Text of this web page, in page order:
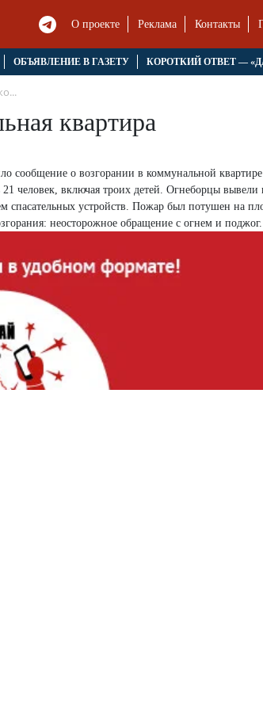
О проекте Реклама Контакты
ОБЪЯВЛЕНИЕ В ГАЗЕТУ КОРОТКИЙ ОТВЕТ —
квартира
сообщение о возгорании в коммунальной
человек, включая троих детей. Огнеборцы вывели
спасательных устройств. Пожар был потушен на
неосторожное обращение с огнем и поджог.